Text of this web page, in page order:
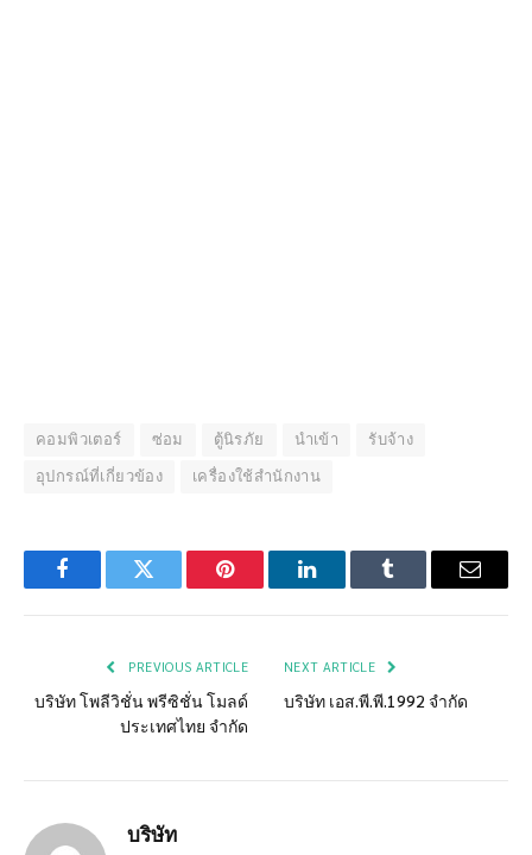
คอมพิวเตอร์ ซ่อม ตู้นิรภัย นำเข้า
รับจ้าง
อุปกรณ์ที่เกี่ยวข้อง
เครื่องใช้สำนักงาน
FacebookTwitter Pinterest LinkedInTumblr Email
PREVIOUS ARTICLE
บริษัท โพลีวิชั่น พรีซิชั่น โมลด์
ประเทศไทย จำกัด
NEXT ARTICLE
บริษัท เอส.พี.พี.1992 จำกัด
บริษัท